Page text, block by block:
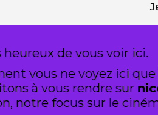
heureux de vous voir ici.
vous ne voyez ici
à vous rendre sur
notre focus sur le